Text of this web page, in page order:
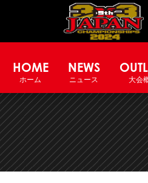
HOME
ホーム
NEWS
ニュース 大会